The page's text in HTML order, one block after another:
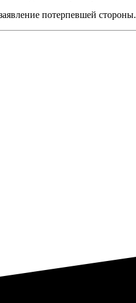
потерпевшей стороны.